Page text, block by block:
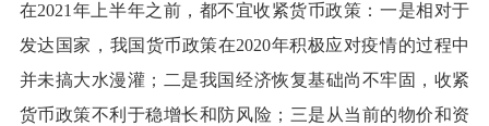
在2021年上半年之前，都不宜收紧货币政策：一是相对于
发达国家，我国货币政策在2020年积极应对疫情的过程中
并未搞大水漫灌；二是我国经济恢复基础尚不牢固，收紧
货币政策不利于稳增长和防风险；三是从当前的物价和资